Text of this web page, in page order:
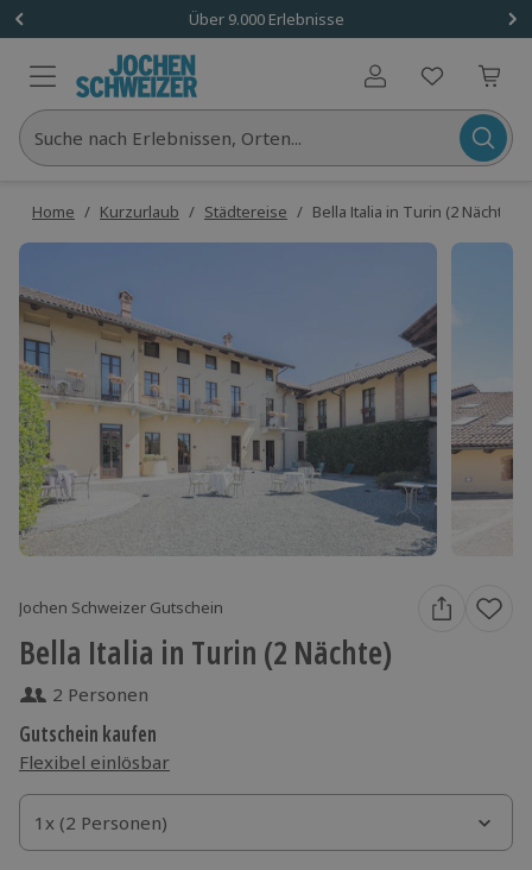
Über 9.000 Erlebnisse
Benutzerkonto
Suche nach Erlebnissen, Orten...
Home / Kurzurlaub / Städtereise / Bella Italia in Turin (2 Nächte)
Jochen Schweizer Gutschein
Bella Italia in Turin (2 Nächte)
2 Personen
Gutschein kaufen
Flexibel einlösbar
1x (2 Personen)
1x (2 Personen)
1x (2 Personen)